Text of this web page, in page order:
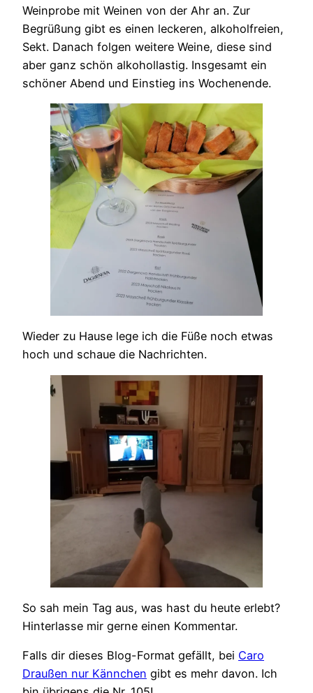
Weinprobe mit Weinen von der Ahr an. Zur
Begrüßung gibt es einen leckeren, alkoholfreien,
Sekt. Danach folgen weitere Weine, diese sind
aber ganz schön alkohollastig. Insgesamt ein
schöner Abend und Einstieg ins Wochenende.
Wieder zu Hause lege ich die Füße noch etwas
hoch und schaue die Nachrichten.
So sah mein Tag aus, was hast du heute erlebt?
Hinterlasse mir gerne einen Kommentar.
Falls dir dieses Blog-Format gefällt, bei Caro
Draußen nur Kännchen gibt es mehr davon. Ich